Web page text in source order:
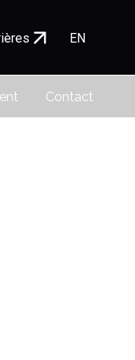
EN
Contact